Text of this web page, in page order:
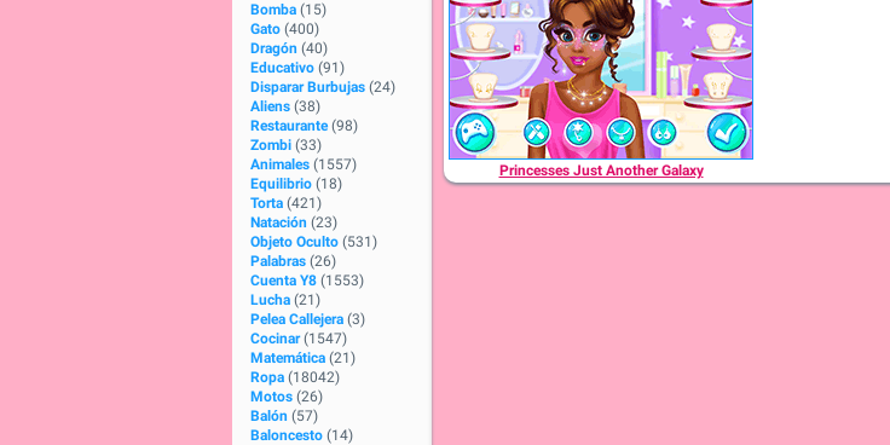
Bomba (15)
Gato (400)
Dragón (40)
Educativo (91)
Disparar Burbujas (24)
Aliens (38)
Restaurante (98)
Zombi (33)
Animales (1557)
Equilibrio (18)
Torta (421)
Natación (23)
Objeto Oculto (531)
Palabras (26)
Cuenta Y8 (1553)
Lucha (21)
Pelea Callejera (3)
Cocinar (1547)
Matemática (21)
Ropa (18042)
Motos (26)
Balón (57)
Baloncesto (14)
Princesses Just Another Galaxy